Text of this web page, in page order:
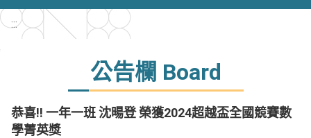
:::
公告欄 Board
恭喜!! 一年一班 沈暘登 榮獲2024超越盃全國競賽數
學菁英獎